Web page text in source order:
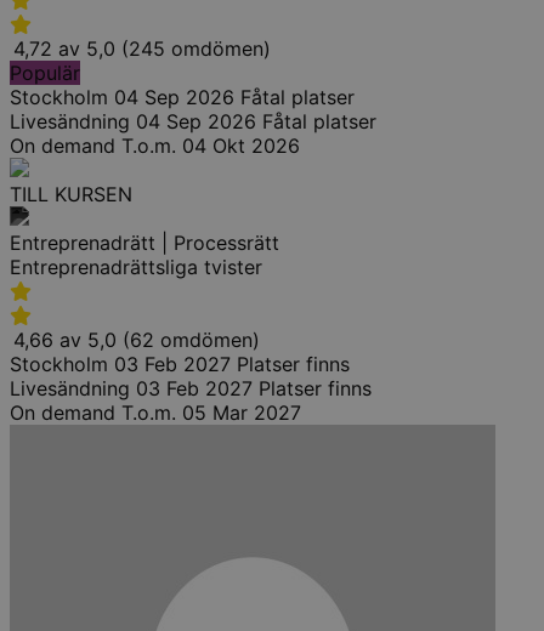
4,72 av 5,0 (245 omdömen)
Populär
Stockholm 04 Sep 2026 Fåtal platser
Livesändning 04 Sep 2026 Fåtal platser
On demand T.o.m. 04 Okt 2026
TILL KURSEN
Entreprenadrätt | Processrätt
Entreprenadrättsliga tvister
4,66 av 5,0 (62 omdömen)
Stockholm 03 Feb 2027 Platser finns
Livesändning 03 Feb 2027 Platser finns
On demand T.o.m. 05 Mar 2027